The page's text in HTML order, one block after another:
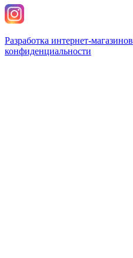
Разработка интернет-магазинов
конфиденциальности